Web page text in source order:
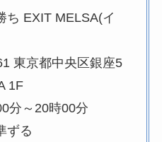
ち EXIT MELSA(イ
東京都中央区銀座5
1F
分～20時00分
ずる